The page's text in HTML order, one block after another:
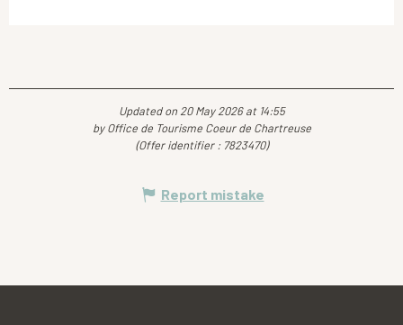
Updated on 20 May 2026 at 14:55
by Office de Tourisme Coeur de Chartreuse
(Offer identifier : 7823470)
Report mistake